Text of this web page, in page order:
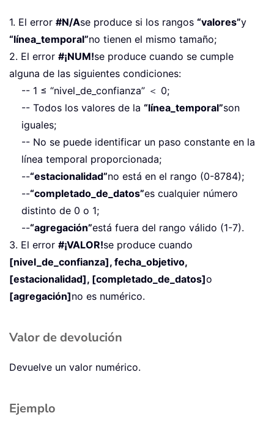
1. El error #N/Ase produce si los rangos “valores”y
“línea_temporal”no tienen el mismo tamaño;
2. El error #¡NUM!se produce cuando se cumple
alguna de las siguientes condiciones:
-- 1 ≤ “nivel_de_confianza” ＜ 0;
-- Todos los valores de la “línea_temporal”son
iguales;
-- No se puede identificar un paso constante en la
línea temporal proporcionada;
--“estacionalidad”no está en el rango (0-8784);
--“completado_de_datos”es cualquier número
distinto de 0 o 1;
--“agregación”está fuera del rango válido (1-7).
3. El error #¡VALOR!se produce cuando
[nivel_de_confianza], fecha_objetivo,
[estacionalidad], [completado_de_datos]o
[agregación]no es numérico.
Valor de devolución
Devuelve un valor numérico.
Ejemplo